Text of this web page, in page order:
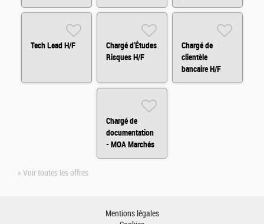
H/F
et
Tech Lead H/F
Chargé d'Études
Risques H/F
Chargé de
clientèle
bancaire H/F
Chargé de
documentation
- MOA Marchés
Financiers H/F
» Voir toutes les offres
Mentions légales